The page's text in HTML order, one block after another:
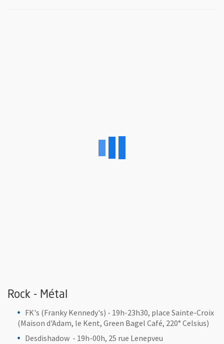
Rock - Métal
FK's (Franky Kennedy's) - 19h-23h30, place Sainte-Croix
(Maison d'Adam, le Kent, Green Bagel Café, 220° Celsius)
Desdishadow - 19h-00h, 25 rue Lenepveu